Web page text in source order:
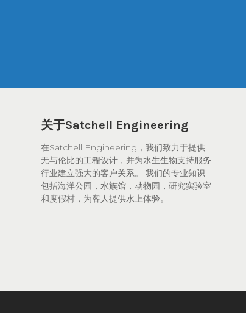
关于Satchell Engineering
在Satchell Engineering，我们致力于提供
无与伦比的工程设计，并为水生生物支持服务
行业建立强大的客户关系。 我们的专业知识
包括海洋公园，水族馆，动物园，研究实验室
和度假村，为客人提供水上体验。